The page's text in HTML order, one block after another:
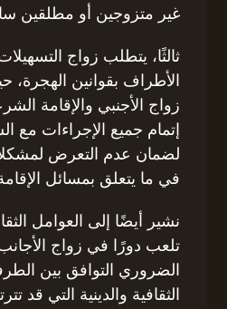
غير متزوجين أو مطلقين
ثالثًا، يتطلب زواج
الأطراف بقوانين الهجرة،
زواج الأجنبي والإقامة
إتمام جميع الإجراءات مع
لضمان عدم التعرض
في ما يتعلق بمسائل
نشير أيضًا إلى العوامل
تلعب دورًا في زواج
الضروري التوافق بين
الثقافية والدينية التي قد